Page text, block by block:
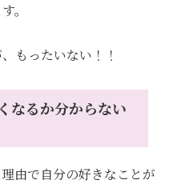
。
もったいない！！
なるか分からない
由で自分の好きなことが